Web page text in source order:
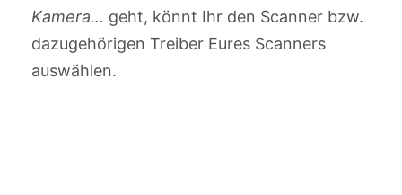
Kamera… geht, könnt Ihr den Scanner bzw.
dazugehörigen Treiber Eures Scanners
auswählen.